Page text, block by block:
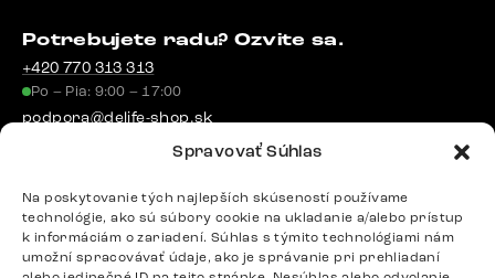
Spravovať Súhlas
Na poskytovanie tých najlepších skúseností používame
technológie, ako sú súbory cookie na ukladanie a/alebo prístup
k informáciám o zariadení. Súhlas s týmito technológiami nám
umožní spracovávať údaje, ako je správanie pri prehliadaní
Potrebujete radu? Ozvite sa.
+420 770 313 313
Po – Pia: 9:00 – 17:00
podpora@delife-shop.sk
Odpovedáme do 24 hodín.
Google recenzie
4,8